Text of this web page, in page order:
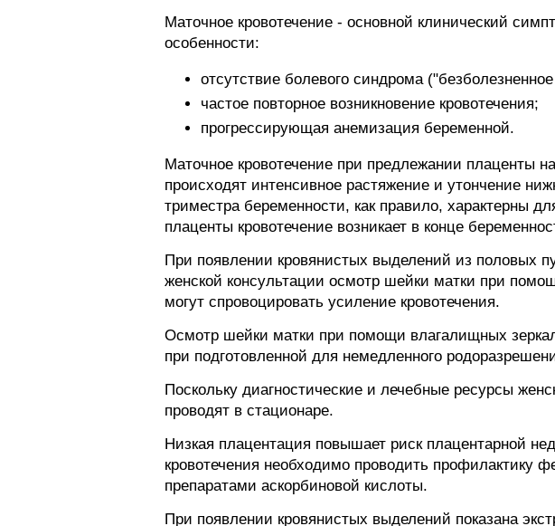
Маточное кровотечение - основной клинический
особенности:
отсутствие болевого синдрома
частое повторное возникновение кровотечения;
прогрессирующая анемизация беременной.
Маточное кровотечение при предлежании плаценты
происходят интенсивное растяжение и утончение
триместра беременности, как правило, характерны
плаценты кровотечение возникает в конце
При появлении кровянистых выделений из половых
женской консультации осмотр шейки матки при
могут спровоцировать усиление кровотечения.
Осмотр шейки матки при помощи влагалищных
при подготовленной для немедленного
Поскольку диагностические и лечебные ресурсы
проводят в стационаре.
Низкая плацентация повышает риск плацентарной
кровотечения необходимо проводить профилактику
препаратами аскорбиновой кислоты.
При появлении кровянистых выделений показана